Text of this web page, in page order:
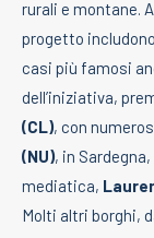
rurali e montane.
progetto
casi più famosi
dell’iniziativa,
(CL), con
(NU), in
mediatica,
Molti altri borghi,